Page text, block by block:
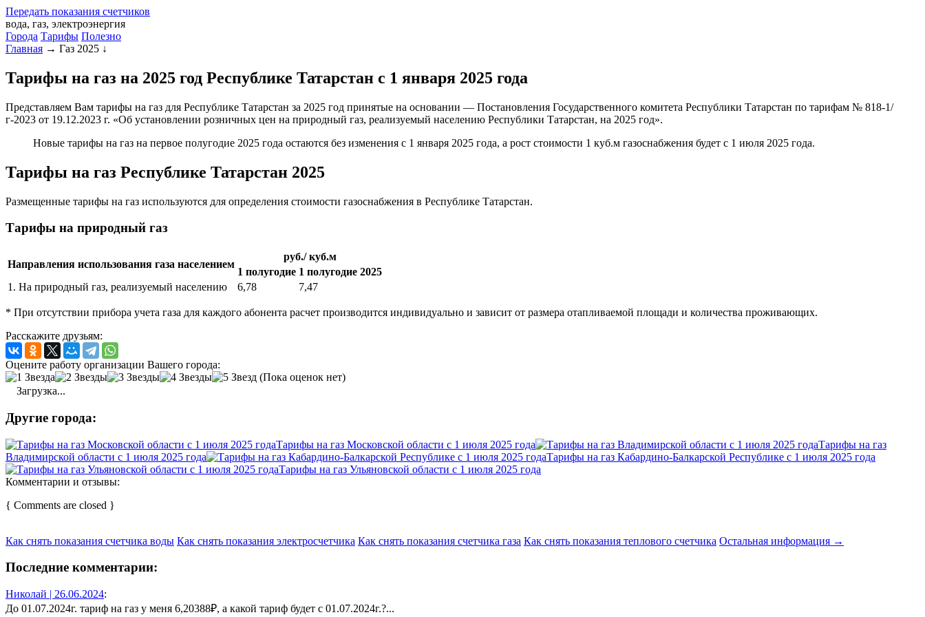
Передать показания счетчиков
вода, газ, электроэнергия
Города Тарифы Полезно
Главная → Газ 2025 ↓
Тарифы на газ на 2025 год Республике Татарстан с 1 января 2025 года
Представляем Вам тарифы на газ для Республике Татарстан за 2025 год принятые на основании — Постановления Государственного комитета Республики Татарстан по тарифам № 818-1/
г-2023 от 19.12.2023 г. «Об установлении розничных цен на природный газ, реализуемый населению Республики Татарстан, на 2025 год».
Новые тарифы на газ на первое полугодие 2025 года остаются без изменения с 1 января 2025 года, а рост стоимости 1 куб.м газоснабжения будет с 1 июля 2025 года.
Тарифы на газ Республике Татарстан 2025
Размещенные тарифы на газ используются для определения стоимости газоснабжения в Республике Татарстан.
Тарифы на природный газ
Направления использования газа населением
руб./ куб.м
1 полугодие 1 полугодие 2025
1. На природный газ, реализуемый населению
6,78 7,47
* При отсутствии прибора учета газа для каждого абонента расчет производится индивидуально и зависит от размера отапливаемой площади и количества проживающих.
Расскажите друзьям:
Оцените работу организации Вашего города:
(Пока оценок нет)
Загрузка...
Другие города:
Тарифы на газ Московской области с 1 июля 2025 года
Тарифы на газ
Владимирской области с 1 июля 2025 года
Тарифы на газ Кабардино-Балкарской Республике с 1 июля 2025 года
Тарифы на газ Ульяновской области с 1 июля 2025 года
Комментарии и отзывы:
{ Comments are closed }
Как снять показания счетчика воды Как снять показания электросчетчика Как снять показания счетчика газа Как снять показания теплового счетчика Остальная информация →
Последние комментарии:
Николай | 26.06.2024:
До 01.07.2024г. тариф на газ у меня 6,20388₽, а какой тариф будет с 01.07.2024г.?...